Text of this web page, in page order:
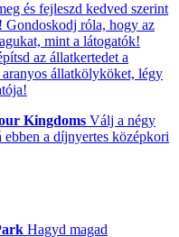
és fejleszd kedved szerint
Gondoskodj róla, hogy az
mint a látogatók!
az állatkertedet a
állatkölyköket, légy
Kingdoms Válj a négy
a díjnyertes középkori
Hagyd magad